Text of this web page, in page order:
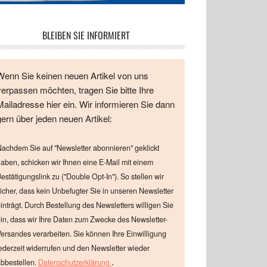
BLEIBEN SIE INFORMIERT
Sie keinen neuen Artikel von uns
möchten, tragen Sie bitte Ihre
hier ein. Wir informieren Sie dann
über jeden neuen Artikel:
Sie auf "Newsletter abonnieren" geklickt
schicken wir Ihnen eine E-Mail mit einem
zu ("Double Opt-In"). So stellen wir
dass kein Unbefugter Sie in unseren Newsletter
Durch Bestellung des Newsletters willigen Sie
dass wir Ihre Daten zum Zwecke des Newsletter-
verarbeiten. Sie können Ihre Einwilligung
widerrufen und den Newsletter wieder
Datenschutzerklärung .